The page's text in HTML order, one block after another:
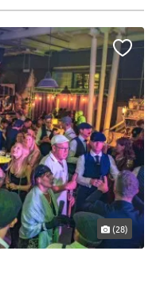
(28)